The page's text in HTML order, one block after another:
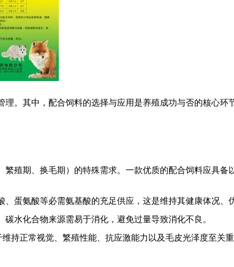
。其中，配合饲料的选择与应用是养殖成功与否的核心环
殖期、换毛期）的特殊需求。一款优质的配合饲料应具备
蛋氨酸等必需氨基酸的充足供应，这是维持其健康体况、
水化合物来源需易于消化，避免过量导致消化不良。
持正常视觉、繁殖性能、抗应激能力以及毛皮光泽度至关重